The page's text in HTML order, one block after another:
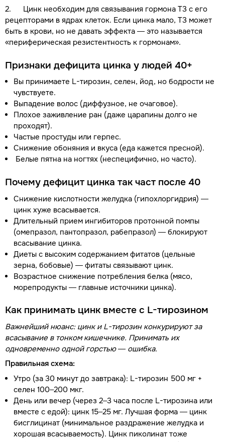
2. Цинк необходим для связывания гормона Т3 с его
рецепторами в ядрах клеток. Если цинка мало, Т3 может
быть в крови, но не давать эффекта — это называется
«периферическая резистентность к гормонам».
Признаки дефицита цинка у людей 40+
Вы принимаете L-тирозин, селен, йод, но бодрости не
чувствуете.
Выпадение волос (диффузное, не очаговое).
Плохое заживление ран (даже царапины долго не
проходят).
Частые простуды или герпес.
Снижение обоняния и вкуса (еда кажется пресной).
Белые пятна на ногтях (неспецифично, но часто).
Почему дефицит цинка так част после 40
Снижение кислотности желудка (гипохлоргидрия) —
цинк хуже всасывается.
Длительный прием ингибиторов протонной помпы
(омепразол, пантопразол, рабепразол) — блокируют
всасывание цинка.
Диеты с высоким содержанием фитатов (цельные
зерна, бобовые) — фитаты связывают цинк.
Возрастное снижение потребления белка (мясо,
морепродукты — главные источники цинка).
Как принимать цинк вместе с L-тирозином
Важнейший нюанс: цинк и L-тирозин конкурируют за
всасывание в тонком кишечнике. Принимать их
одновременно одной горстью — ошибка.
Правильная схема:
Утро (за 30 минут до завтрака): L-тирозин 500 мг +
селен 100–200 мкг.
День или вечер (через 2–3 часа после L-тирозина или
вместе с едой): цинк 15–25 мг. Лучшая форма — цинк
бисглицинат (минимальное раздражение желудка и
хорошая всасываемость). Цинк пиколинат тоже